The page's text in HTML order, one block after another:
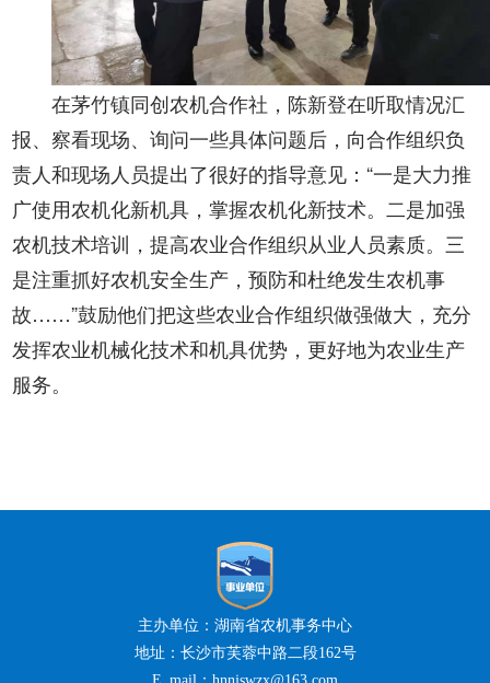
在茅竹镇同创农机合作社，陈新登在听取情况汇
报、察看现场、询问一些具体问题后，向合作组织负
责人和现场人员提出了很好的指导意见：“一是大力推
广使用农机化新机具，掌握农机化新技术。二是加强
农机技术培训，提高农业合作组织从业人员素质。三
是注重抓好农机安全生产，预防和杜绝发生农机事
故……”鼓励他们把这些农业合作组织做强做大，充分
发挥农业机械化技术和机具优势，更好地为农业生产
服务。
主办单位：湖南省农机事务中心
地址：长沙市芙蓉中路二段162号